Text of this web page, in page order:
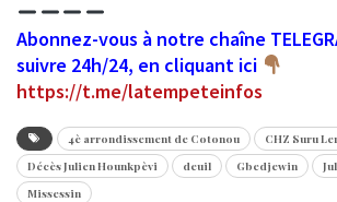
Abonnez-vous à notre chaîne
suivre 24h/24, en cliquant ici
https://t.me/latempeteinfos
4è arrondissement de Cotonou CHZ Suru
Décès Julien Hounkpèvi
deuil Gbedjewin
Missessin